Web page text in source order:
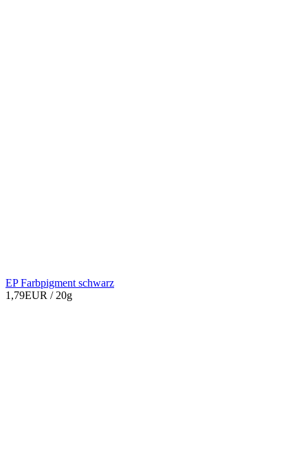
EP Farbpigment schwarz
1,79EUR / 20g